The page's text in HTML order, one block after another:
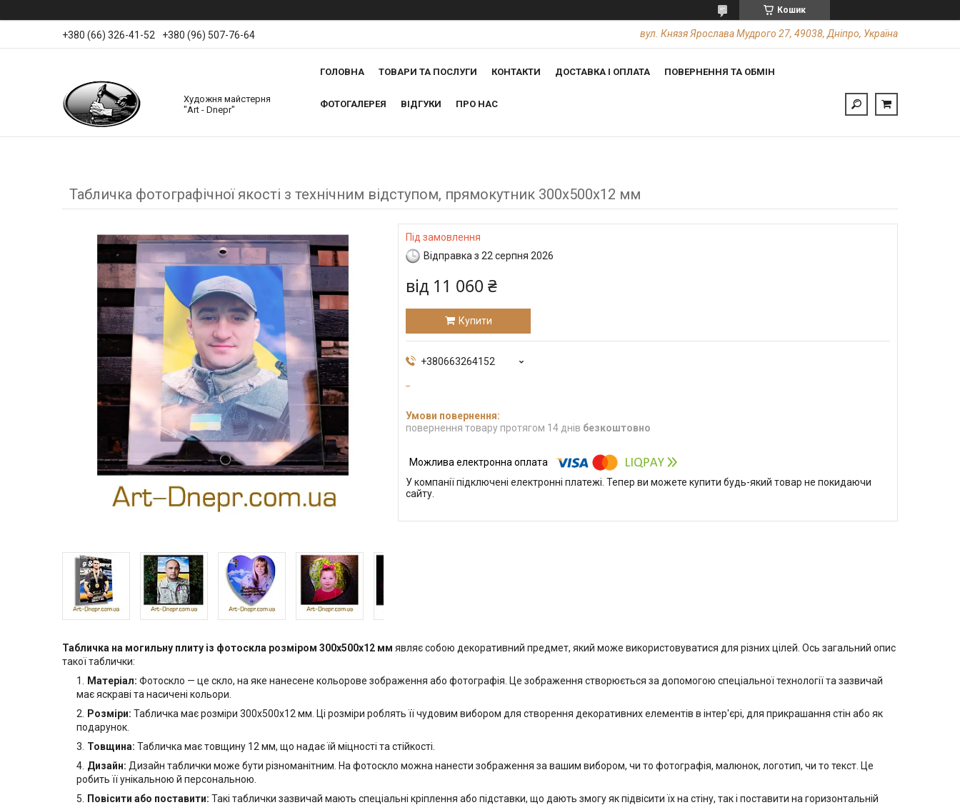
Кошик
+380 (66) 326-41-52 +380 (96) 507-76-64 вул. Князя Ярослава Мудрого 27, 49038, Дніпро, Україна
Художня майстерня
"Art - Dnepr"
ГОЛОВНА ТОВАРИ ТА ПОСЛУГИ КОНТАКТИ ДОСТАВКА І ОПЛАТА ПОВЕРНЕННЯ ТА ОБМІН
ФОТОГАЛЕРЕЯ ВІДГУКИ ПРО НАС
Табличка фотографічної якості з технічним відступом, прямокутник 300х500х12 мм
Під замовлення
Відправка з 22 серпня 2026
від 11 060 ₴
Купити
+380663264152
повернення товару протягом 14 днів безкоштовно
У компанії підключені електронні платежі. Тепер ви можете купити будь-який товар не покидаючи
сайту.
Табличка на могильну плиту із фотоскла розміром 300х500x12 мм являє собою декоративний предмет, який може використовуватися для різних цілей. Ось загальний опис
такої таблички:
Матеріал: Фотоскло — це скло, на яке нанесене кольорове зображення або фотографія. Це зображення створюється за допомогою спеціальної технології та зазвичай
має яскраві та насичені кольори.
Розміри: Табличка має розміри 300х500x12 мм. Ці розміри роблять її чудовим вибором для створення декоративних елементів в інтер'єрі, для прикрашання стін або як
подарунок.
Товщина: Табличка має товщину 12 мм, що надає їй міцності та стійкості.
Дизайн: Дизайн таблички може бути різноманітним. На фотоскло можна нанести зображення за вашим вибором, чи то фотографія, малюнок, логотип, чи то текст. Це
робить її унікальною й персональною.
Повісити або поставити: Такі таблички зазвичай мають спеціальні кріплення або підставки, що дають змогу як підвісити їх на стіну, так і поставити на горизонтальній